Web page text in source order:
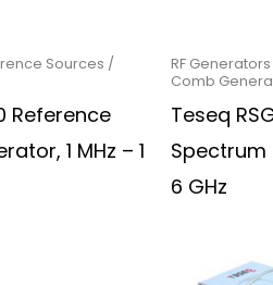
Sources /
Reference
1 MHz – 1
RF
Comb
Teseq
Spectrum
6 GHz